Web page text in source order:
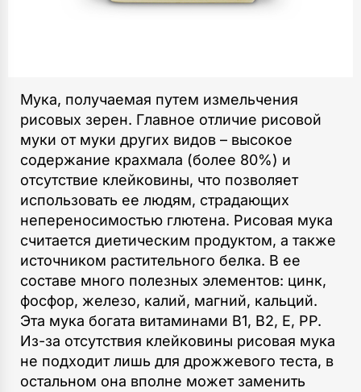
Мука, получаемая путем измельчения
рисовых зерен. Главное отличие рисовой
муки от муки других видов – высокое
содержание крахмала (более 80%) и
отсутствие клейковины, что позволяет
использовать ее людям, страдающих
непереносимостью глютена. Рисовая мука
считается диетическим продуктом, а также
источником растительного белка. В ее
составе много полезных элементов: цинк,
фосфор, железо, калий, магний, кальций.
Эта мука богата витаминами В1, В2, Е, РР.
Из-за отсутствия клейковины рисовая мука
не подходит лишь для дрожжевого теста, в
остальном она вполне может заменить